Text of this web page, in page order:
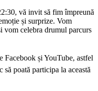
vă invit să fim împreună
și surprize. Vom
vom celebra drumul parcurs
și YouTube, astfel
poată participa la această